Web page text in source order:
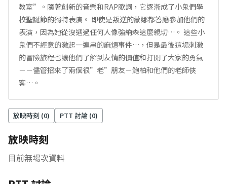
教室”。隨著創新的音樂和RAP歌詞，它逐漸成了小鬼們學
校聖誕節的獨特表演。 即使是叛逆的蒙娜都答應參加他們的
表演，因為她從沒遇過任何人像強納森這麼親切…。 這些小
鬼們不經意的激起一連串的麻煩事件…，但是最後這場刺激
的冒險旅程也讓他們了解到友情的價值和打開了大家的勇氣
－－儘管招來了兩個很”老”朋友－鮑柏和他們的老師俠
客…。
放映時刻 (0) PTT 討論 (0)
放映時刻
目前無場次資料